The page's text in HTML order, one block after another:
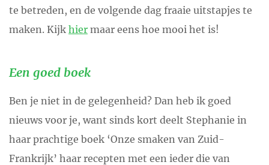
te betreden, en de volgende dag fraaie uitstapjes te
maken. Kijk hier maar eens hoe mooi het is!
Een goed boek
Ben je niet in de gelegenheid? Dan heb ik goed
nieuws voor je, want sinds kort deelt Stephanie in
haar prachtige boek ‘Onze smaken van Zuid-
Frankrijk’ haar recepten met een ieder die van